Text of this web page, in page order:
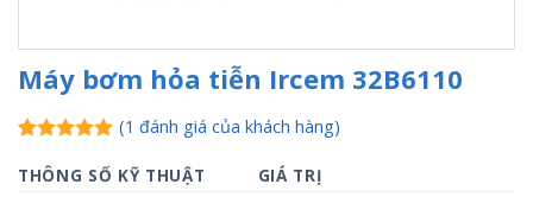
Máy bơm hỏa tiễn Ircem 32B6110
dựa trên
(1 đánh giá của khách hàng)
THÔNG SỐ KỸ THUẬT
GIÁ TRỊ